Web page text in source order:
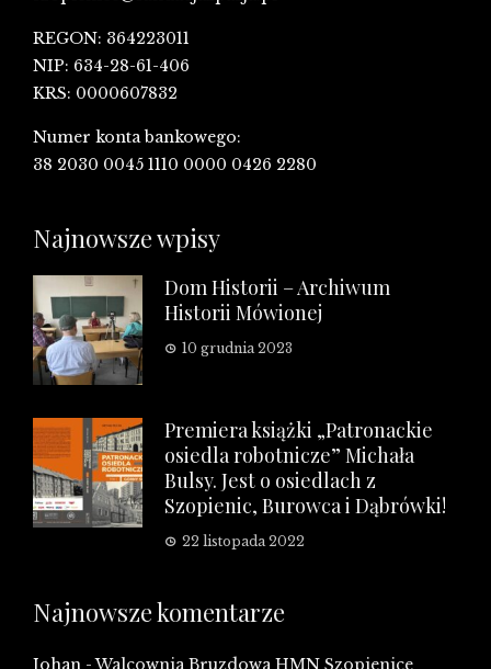
REGON: 364223011
NIP: 634-28-61-406
KRS: 0000607832
Numer konta bankowego:
38 2030 0045 1110 0000 0426 2280
Najnowsze wpisy
Dom Historii – Archiwum
Historii Mówionej
10 grudnia 2023
Premiera książki „Patronackie
osiedla robotnicze” Michała
Bulsy. Jest o osiedlach z
Szopienic, Burowca i Dąbrówki!
22 listopada 2022
Najnowsze komentarze
Johan -Walcownia Bruzdowa HMN Szopienice